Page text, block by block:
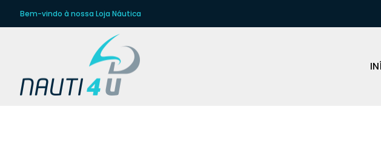
Bem-vindo à nossa Loja Náutica